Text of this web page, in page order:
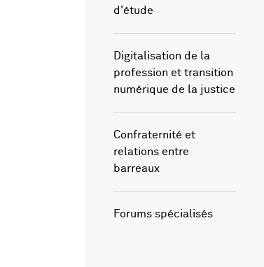
d'étude
Digitalisation de la
profession et transition
numérique de la justice
Confraternité et
relations entre
barreaux
Forums spécialisés